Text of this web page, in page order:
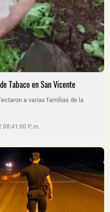
Tabaco en San Vicente
a varias familias de la
P. M.